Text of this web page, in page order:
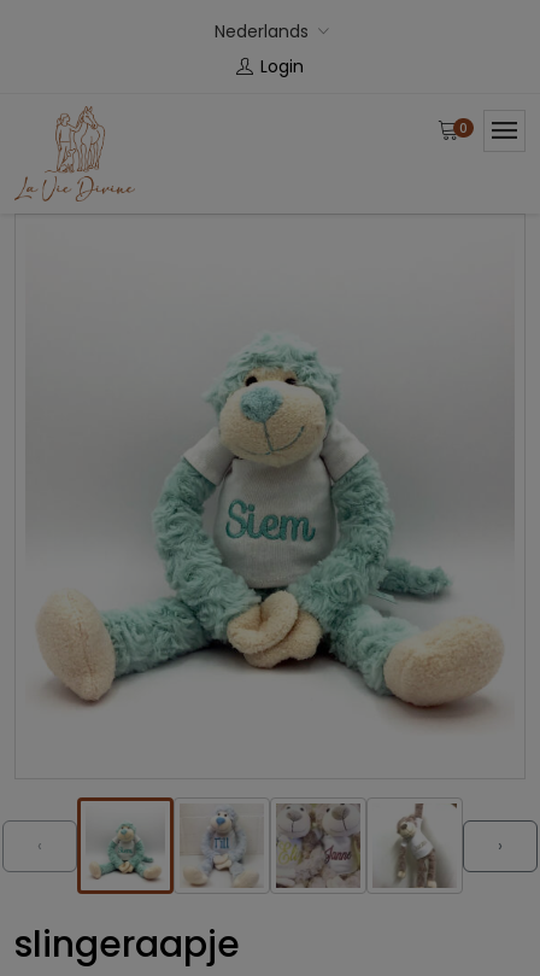
Nederlands
Login
0
‹ ›
slingeraapje